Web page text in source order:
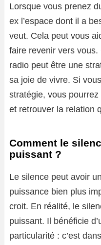
Lorsque vous prenez
ex l’espace dont il a
veut. Cela peut vous
faire revenir vers vous.
radio peut être une
sa joie de vivre. Si
stratégie, vous
et retrouver la relation
Comment le
puissant ?
Le silence peut avoir
puissance bien plus
croit. En réalité, le
puissant. Il bénéficie
particularité : c’est